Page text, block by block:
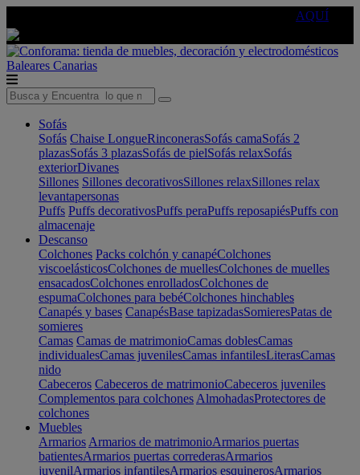
AQUÍ
Baleares Canarias
Sofás
Sofás Chaise LongueRinconerasSofás camaSofás 2
plazasSofás 3 plazasSofás de pielSofás relaxSofás
exteriorDivanes
Sillones Sillones decorativosSillones relaxSillones relax
levantapersonas
Puffs Puffs decorativosPuffs peraPuffs reposapiésPuffs con
almacenaje
Descanso
Colchones Packs colchón y canapéColchones
viscoelásticosColchones de muellesColchones de muelles
ensacadosColchones enrolladosColchones de
espumaColchones para bebéColchones hinchables
Canapés y bases CanapésBase tapizadasSomieresPatas de
somieres
Camas Camas de matrimonioCamas doblesCamas
individualesCamas juvenilesCamas infantilesLiterasCamas
nido
Cabeceros Cabeceros de matrimonioCabeceros juveniles
Complementos para colchones AlmohadasProtectores de
colchones
Muebles
Armarios Armarios de matrimonioArmarios puertas
batientesArmarios puertas correderasArmarios
juvenilArmarios infantilesArmarios esquinerosArmarios